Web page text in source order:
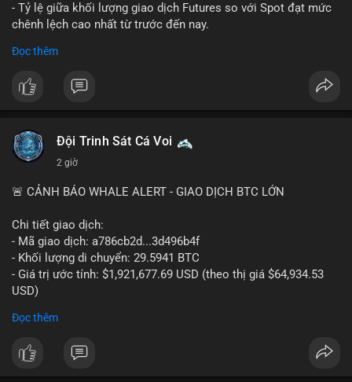
- Tỷ lệ giữa khối lượng giao dịch Futures so với Spot đạt mức
chênh lệch cao nhất từ trước đến nay.
dịch Spot.
#binance #btc
#vlikevn #titanbot
📰 Nguồn: Cointelegraph
Đọc thêm
Đội Trinh Sát Cá Voi
2 giờ
🚨 CẢNH BÁO WHALE ALERT - GIAO DỊCH BTC LỚN
Chi tiết giao dịch:
- Mã giao dịch: a786cb2d...3d496b4f
- Khối lượng di chuyển: 29.5941 BTC
- Giá trị ước tính: $1,921,677.69 USD (theo thị giá $64,934.53
USD)
USD được thực hiện trong một khối chưa xác nhận cho thấy
dấu hiệu di chuyển vốn có chủ đích. Với khối lượng này, khả
Đọc thêm